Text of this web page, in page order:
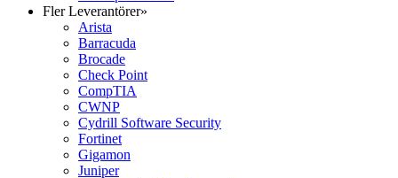
Fler Leverantörer»
Arista
Barracuda
Brocade
Check Point
CompTIA
CWNP
Cydrill Software Security
Fortinet
Gigamon
Juniper